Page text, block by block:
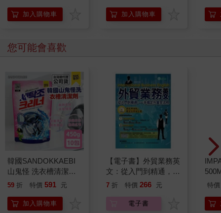
加入購物車 加入購物車
您可能會喜歡
韓國SANDOKKAEBI
山鬼怪 洗衣槽清潔劑
450公克-10包組
59 折 特價 591 元
加入購物車
【電子書】外貿業務英
文：從入門到精通，一
本搞定外貿全流程【有
7 折 特價 266 元
電子書
特價